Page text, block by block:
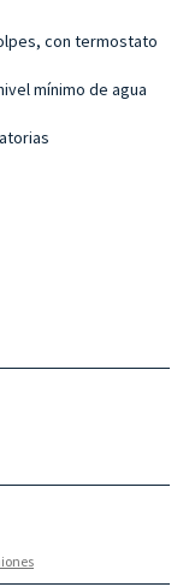
con termostato
mínimo de agua